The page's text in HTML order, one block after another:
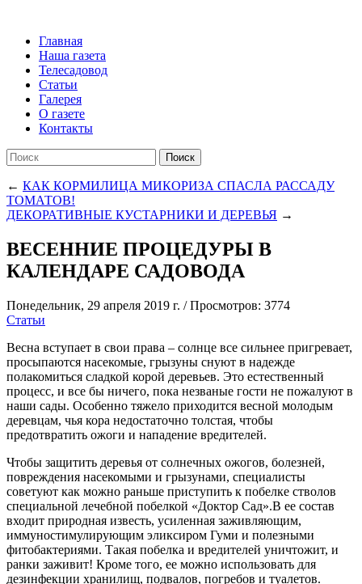
Главная
Наша газета
Телесадовод
Статьи
Галерея
О газете
Контакты
Поиск
← КАК КОРМИЛИЦА МИКОРИЗА СПАСЛА РАССАДУ
ТОМАТОВ!
ДЕКОРАТИВНЫЕ КУСТАРНИКИ И ДЕРЕВЬЯ →
ВЕСЕННИЕ ПРОЦЕДУРЫ В
КАЛЕНДАРЕ САДОВОДА
Понедельник, 29 апреля 2019 г. /Просмотров: 3774
Статьи
Весна вступает в свои права – солнце все сильнее пригревает,
просыпаются насекомые, грызуны снуют в надежде
полакомиться сладкой корой деревьев. Это естественный
процесс, и все бы ничего, пока незваные гости не пожалуют в
наши сады. Особенно тяжело приходится весной молодым
деревцам, чья кора недостаточно толстая, чтобы
предотвратить ожоги и нападение вредителей.
Чтобы защитить деревья от солнечных ожогов, болезней,
повреждения насекомыми и грызунами, специалисты
советуют как можно раньше приступить к побелке стволов
специальной лечебной побелкой «Доктор Сад».В ее состав
входит природная известь, усиленная заживляющим,
иммуностимулирующим эликсиром Гуми и полезными
фитобактериями. Такая побелка и вредителей уничтожит, и
ранки заживит! Кроме того, ее можно использовать для
дезинфекции хранилищ, подвалов, погребов и туалетов.